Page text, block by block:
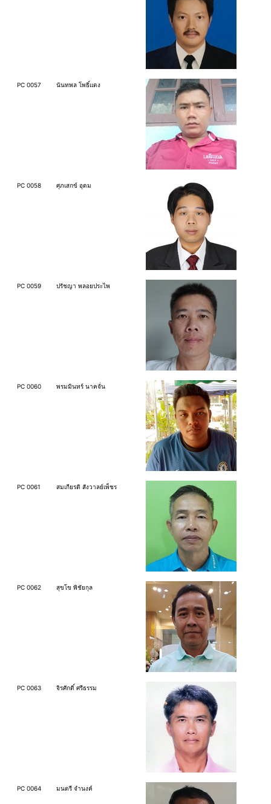
PC 0057 นันทพล โพธิ์แดง
PC 0058 ศุภเสกข์ อุดม
PC 0059 ปรัชญา พลอยประไพ
PC 0060 พรมมินทร์ นาคจั่น
PC 0061 สมเกียรติ สังวาลย์เพ็ชร
PC 0062 สุขโข พิชัยกุล
PC 0063 จิรศักดิ์ ศรีธรรม
PC 0064 มนตรี จำนงค์